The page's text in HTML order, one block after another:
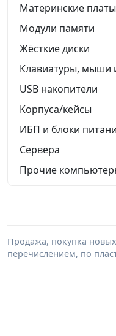
Материнские платы
Модули памяти
Жёсткие диски
Клавиатуры, мыши
USB накопители
Корпуса/кейсы
ИБП и блоки
Сервера
Прочие
Продажа, покупка
перечислением, по